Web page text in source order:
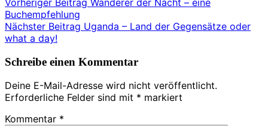
Beitragsnavigation
Buchempfehlung
Nächster Beitrag Uganda – Land der Gegensätze oder
what a day!
Schreibe einen Kommentar
Deine E-Mail-Adresse wird nicht veröffentlicht.
Erforderliche Felder sind mit * markiert
Kommentar *